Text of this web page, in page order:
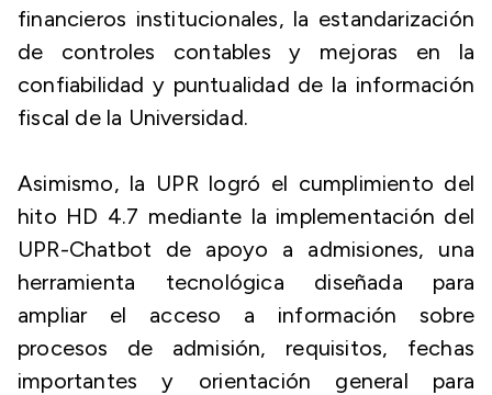
financieros institucionales, la estandarización
de controles contables y mejoras en la
confiabilidad y puntualidad de la información
fiscal de la Universidad.
Asimismo, la UPR logró el cumplimiento del
hito HD 4.7 mediante la implementación del
UPR-Chatbot de apoyo a admisiones, una
herramienta tecnológica diseñada para
ampliar el acceso a información sobre
procesos de admisión, requisitos, fechas
importantes y orientación general para